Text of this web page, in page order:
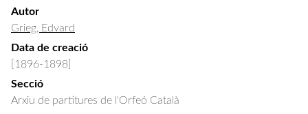
Autor
Grieg, Edvard
Data de creació
[1896-1898]
Secció
Arxiu de partitures de l'Orfeó Català